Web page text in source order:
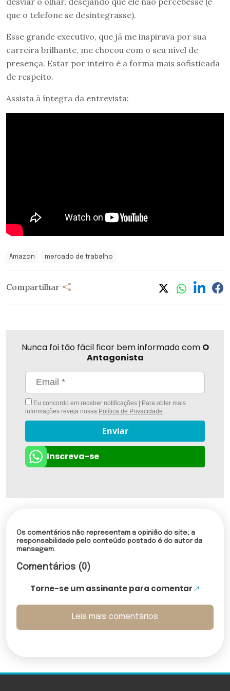
que o telefone se desintegrasse).
Esse grande executivo, que já me inspirava por sua
carreira brilhante, me chocou com o seu nível de
presença. Estar por inteiro é a forma mais sofisticada
de respeito.
Assista à íntegra da entrevista:
Amazon mercado de trabalho
Compartilhar
Nunca foi tão fácil ficar bem informado com O
Antagonista
Eu concordo em receber notificações | Para obter mais
informações reveja nossa Política de Privacidade
Enviar
Inscreva-se
Os comentários não representam a opinião do site; a
responsabilidade pelo conteúdo postado é do autor da
mensagem.
Comentários (0)
Torne-se um assinante para comentar
Leia mais comentários